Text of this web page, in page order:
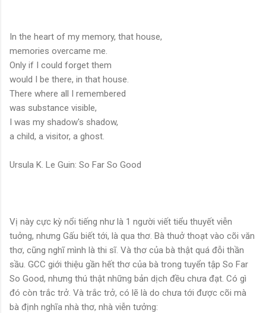
In the heart of my memory, that house,
memories overcame me.
Only if I could forget them
would I be there, in that house.
There where all I remembered
was substance visible,
I was my shadow's shadow,
a child, a visitor, a ghost.
Ursula K. Le Guin: So Far So Good
Vị này cực kỳ nổi tiếng như là 1 người viết tiểu thuyết viễn
tuởng, nhưng Gấu biết tới, là qua thơ. Bà thuở thoạt vào cõi văn
thơ, cũng nghĩ mình là thi sĩ. Và thơ của bà thật quá đỗi thần
sầu. GCC giới thiệu gần hết thơ của bà trong tuyển tập So Far
So Good, nhưng thú thật những bản dịch đều chưa đạt. Có gì
đó còn trắc trở. Và trắc trở, có lẽ là do chưa tới được cõi mà
bà định nghĩa nhà thơ, nhà viễn tưởng: